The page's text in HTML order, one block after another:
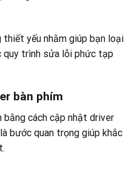
yếu nhằm giúp bạn loại
trình sửa lỗi phức tạp
bàn phím
bằng cách cập nhật driver
bước quan trọng giúp khắc